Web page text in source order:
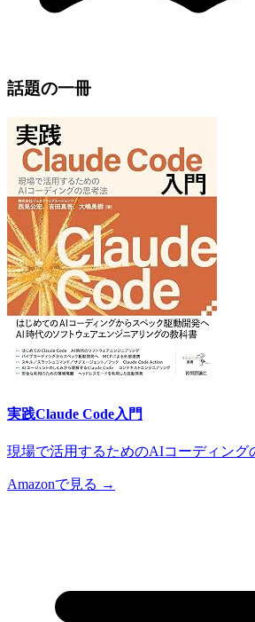
話題の一冊
実践Claude Code入門
現場で活用するためのAIコーディング
Amazonで見る →